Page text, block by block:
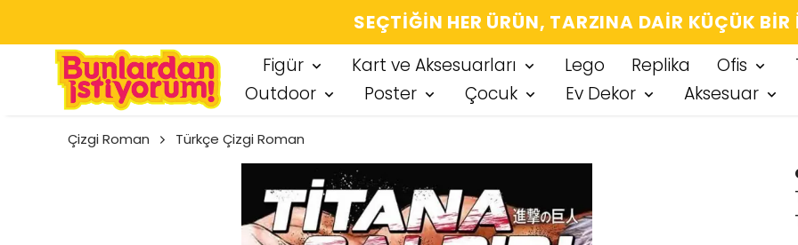
SEÇTIĞIN HER ÜRÜN, TARZINA DAIR KÜÇÜK
Figür Kart ve Aksesuarları Lego Replika Ofis
Outdoor
Poster Çocuk Ev Dekor Aksesuar
Çizgi Roman Türkçe Çizgi Roman